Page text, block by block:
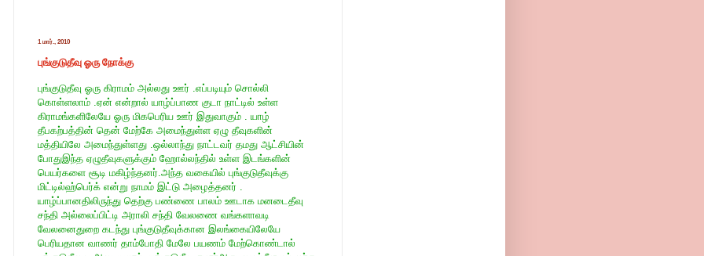
1 மார்., 2010
புங்குடுதீவு ஓரு நோக்கு
புங்குடுதீவு ஓரு கிராமம் அல்லது ஊர் .எப்படியும் சொல்லி
கொள்ளலாம் .ஏன் என்றால் யாழ்ப்பாண குடா நாட்டில் உள்ள
கிராமங்களிலேயே ஓரு மிகபெரிய ஊர் இதுவாகும் . யாழ்
தீபகற்பத்தின் தென் மேற்கே அமைந்துள்ள ஏழு தீவுகளின்
மத்தியிலே அமைந்துள்ளது .ஒல்லாந்து நாட்டவர் தமது ஆட்சியின்
போதுஇந்த ஏழுதீவுகளுக்கும் ஹோல்லந்தில் உள்ள இடங்களின்
பெயர்களை சூடி மகிழ்ந்தனர்.அந்த வகையில் புங்குடுதீவுக்கு
மிட்டில்ஹ்பெர்க் என்று நாமம் இட்டு அழைத்தனர் .
யாழ்ப்பானதிலிருந்து தெற்கு பண்ணை பாலம் ஊடாக மனடைதீவு
சந்தி அல்லைப்பிட்டி அராலி சந்தி வேலணை வங்களாவடி
வேலனைதுறை கடந்து புங்குடுதீவுக்கான இலங்கையிலேயே
பெரியதான வாணர் தாம்போதி மேலே பயணம் மேற்கொண்டால்